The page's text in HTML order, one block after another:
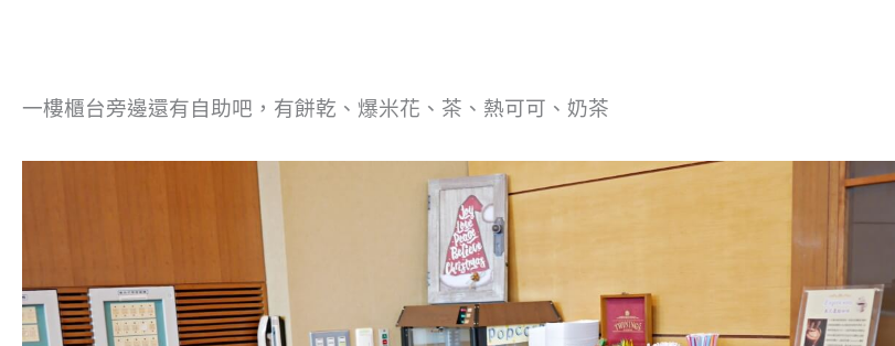
一樓櫃台旁邊還有自助吧，有餅乾、爆米花、茶、熱可可、奶茶